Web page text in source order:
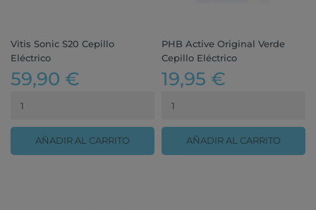
Vitis Sonic S20 Cepillo
Eléctrico
59,90 €
AÑADIR AL CARRITO
PHB Active Original Verde
Cepillo Eléctrico
19,95 €
AÑADIR AL CARRITO